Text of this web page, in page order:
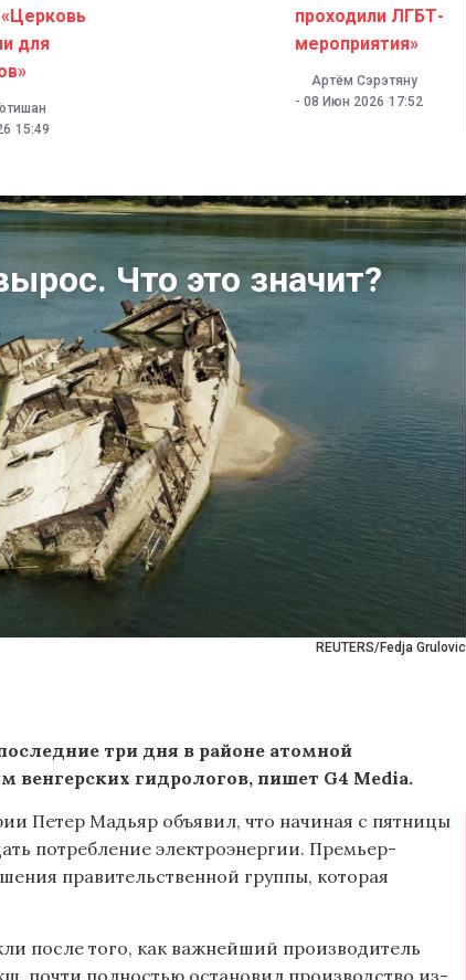
для
15:49
проходили ЛГБТ-
мероприятия»
Артём Сэрэтяну
- 08 Июн 2026 17:52
REUTERS/Fedja Grulovic
Что это значит?
три дня в районе атомной
венгерских гидрологов, пишет G4 Media.
Петер Мадьяр объявил, что начиная с пятницы
потребление электроэнергии. Премьер-
правительственной группы, которая
после того, как важнейший производитель
почти полностью остановил производство из-